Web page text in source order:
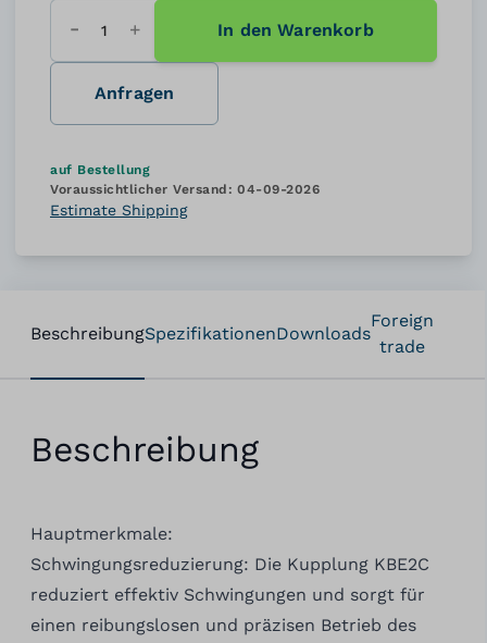
Menge In den Warenkorb
Anfragen
auf Bestellung
Voraussichtlicher Versand: 04-09-2026
Estimate Shipping
BeschreibungSpezifikationenDownloads
Foreign
trade
Beschreibung
Hauptmerkmale:
Schwingungsreduzierung: Die Kupplung KBE2C
reduziert effektiv Schwingungen und sorgt für
einen reibungslosen und präzisen Betrieb des